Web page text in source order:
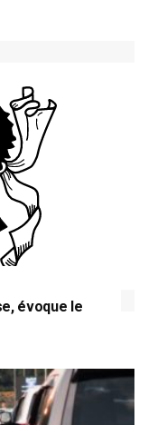
évoque le